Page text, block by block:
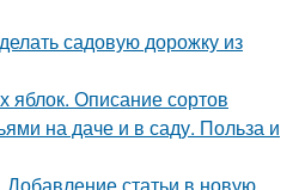
садовую дорожку из
яблок. Описание сортов
на даче и в саду. Польза и